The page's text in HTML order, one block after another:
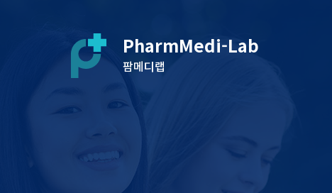
PharmMedi-Lab
팜메디랩